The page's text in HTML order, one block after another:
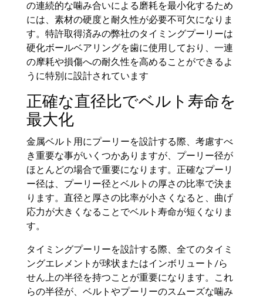
の連続的な噛み合いによる磨耗を最小化するため
には、素材の硬度と耐久性が必要不可欠になりま
す。特許取得済みの弊社のタイミングプーリーは
硬化ボールベアリングを歯に使用しており、一連
の摩耗や損傷への耐久性を高めることができるよ
うに特別に設計されています
正確な直径比でベルト寿命を
最大化
金属ベルト用にプーリーを設計する際、考慮すべ
き重要な事がいくつかありますが、プーリー径が
ほとんどの場合で重要になります。正確なプーリ
ー径は、プーリー径とベルトの厚さの比率で決ま
ります。直径と厚さの比率が小さくなると、曲げ
応力が大きくなることでベルト寿命が短くなりま
す。
タイミングプーリーを設計する際、全てのタイミ
ングエレメントが球状またはインボリュート/ら
せん上の半径を持つことが重要になります。これ
らの半径が、ベルトやプーリーのスムーズな噛み